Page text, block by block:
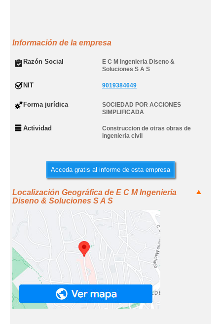
Información de la empresa
Razón Social
E C M Ingenieria Diseno &
Soluciones S A S
NIT 9019384649
Forma jurídica
SOCIEDAD POR ACCIONES
SIMPLIFICADA
Actividad
Construccion de otras obras de
ingenieria civil
Acceda gratis al informe de esta empresa
Localización Geográfica de E C M Ingenieria
Diseno & Soluciones S A S